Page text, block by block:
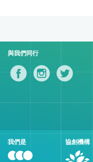
與我們同行
我們是 協創機構